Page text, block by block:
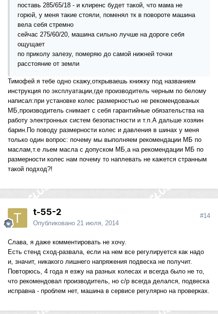
поставь 285/65/18 - и клиренс будет такой, что мама не
горюй, у меня такие стояли, поменял тк в повороте машина
вела себя стремно
сейчас 275/60/20, машина сильно лучше на дороге себя
ощущает
по приколу залезу, померяю до самой нижней точки
расстояние от земли
Тимофей я тебе одно скажу,открываешь книжку под названием
инструкция по эксплуатации,где производитель черным по белому
написал:при установке колес размерностью не рекомендованых
МБ,производитель снимает с себя гарантийные обязательства на
работу электронных систем безопастности и т.п.А дальше хозяин
барин.По поводу размерности колес и давления в шинах у меня
только один вопрос: почему мы выполняем рекомендации МБ по
маслам,т.е льем масла с допуском МБ,а на рекомендации МБ по
размерности колес нам почему то наплевать не кажется странным
такой подход?!
t-55-2
Опубликовано 21 июля, 2014
#14
Слава, я даже комментировать не хочу.
Есть стенд сход-развала, если на нем все регулируется как надо
и, значит, никакого лишнего напряжения подвеска не получит.
Повторюсь, 4 года я езжу на разных колесах и всегда было не то,
что рекомендовал производитель, но с/р всегда делался, подвеска
исправна - проблем нет, машина в сервисе регулярно на проверках.